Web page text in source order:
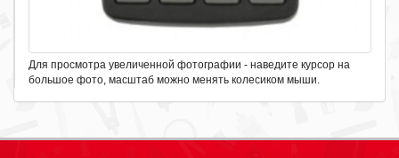
Для просмотра увеличенной фотографии - наведите курсор на
большое фото, масштаб можно менять колесиком мыши.